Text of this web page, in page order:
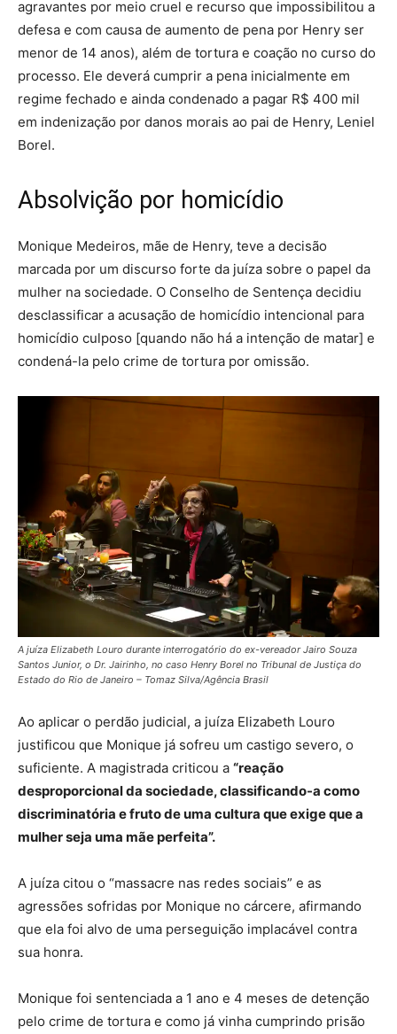
agravantes por meio cruel e recurso que impossibilitou a
defesa e com causa de aumento de pena por Henry ser
menor de 14 anos), além de tortura e coação no curso do
processo. Ele deverá cumprir a pena inicialmente em
regime fechado e ainda condenado a pagar R$ 400 mil
em indenização por danos morais ao pai de Henry, Leniel
Borel.
Absolvição por homicídio
Monique Medeiros, mãe de Henry, teve a decisão
marcada por um discurso forte da juíza sobre o papel da
mulher na sociedade. O Conselho de Sentença decidiu
desclassificar a acusação de homicídio intencional para
homicídio culposo [quando não há a intenção de matar] e
condená-la pelo crime de tortura por omissão.
A juíza Elizabeth Louro durante interrogatório do ex-vereador Jairo Souza
Santos Junior, o Dr. Jairinho, no caso Henry Borel no Tribunal de Justiça do
Estado do Rio de Janeiro – Tomaz Silva/Agência Brasil
Ao aplicar o perdão judicial, a juíza Elizabeth Louro
justificou que Monique já sofreu um castigo severo, o
suficiente. A magistrada criticou a “reação
desproporcional da sociedade, classificando-a como
discriminatória e fruto de uma cultura que exige que a
mulher seja uma mãe perfeita”.
A juíza citou o “massacre nas redes sociais” e as
agressões sofridas por Monique no cárcere, afirmando
que ela foi alvo de uma perseguição implacável contra
sua honra.
Monique foi sentenciada a 1 ano e 4 meses de detenção
pelo crime de tortura e como já vinha cumprindo prisão